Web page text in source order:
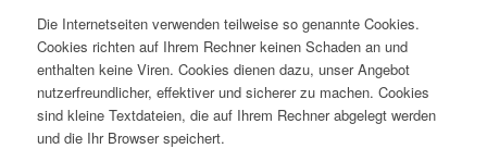
Die Internetseiten verwenden teilweise so genannte Cookies.
Cookies richten auf Ihrem Rechner keinen Schaden an und
enthalten keine Viren. Cookies dienen dazu, unser Angebot
nutzerfreundlicher, effektiver und sicherer zu machen. Cookies
sind kleine Textdateien, die auf Ihrem Rechner abgelegt werden
und die Ihr Browser speichert.